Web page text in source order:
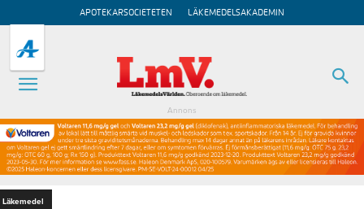
APOTEKARSOCIETETEN LÄKEMEDELSAKADEMIN
Annons
Läkemedel